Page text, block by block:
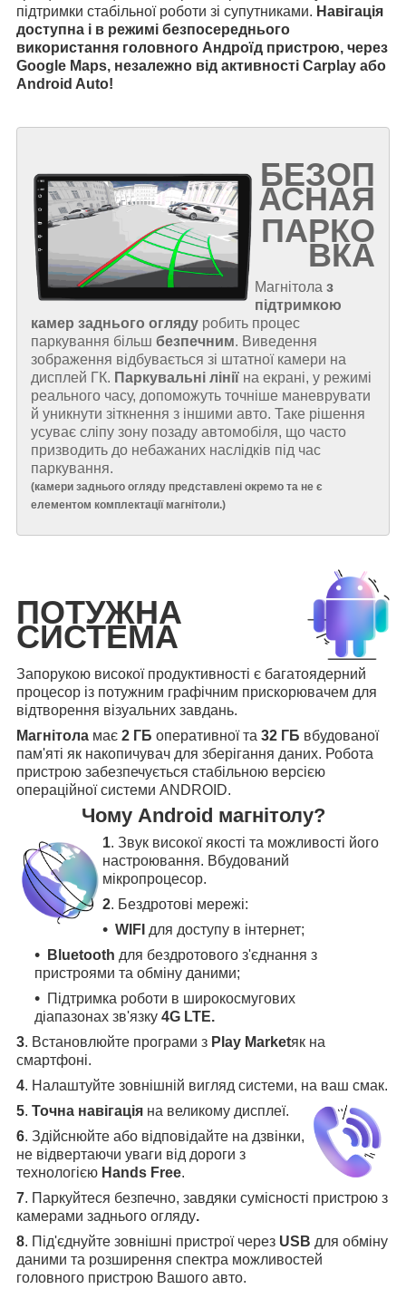
підтримки стабільної роботи зі супутниками. Навігація
доступна і в режимі безпосереднього
використання головного Андроїд пристрою, через
Google Maps, незалежно від активності Carplay або
Android Auto!
БЕЗОП
АСНАЯ
ПАРКО
ВКА
Магнітола з
підтримкою
камер заднього огляду робить процес
паркування більш безпечним. Виведення
зображення відбувається зі штатної камери на
дисплей ГК. Паркувальні лінії на екрані, у режимі
реального часу, допоможуть точніше маневрувати
й уникнути зіткнення з іншими авто. Таке рішення
усуває сліпу зону позаду автомобіля, що часто
призводить до небажаних наслідків під час
паркування.
(камери заднього огляду представлені окремо та не є
елементом комплектації магнітоли.)
ПОТУЖНА
СИСТЕМА
Запорукою високої продуктивності є багатоядерний
процесор із потужним графічним прискорювачем для
відтворення візуальних завдань.
Магнітола має 2 ГБ оперативної та 32 ГБ вбудованої
пам'яті як накопичувач для зберігання даних. Робота
пристрою забезпечується стабільною версією
операційної системи ANDROID.
Чому Android магнітолу?
1. Звук високої якості та можливості його
настроювання. Вбудований
мікропроцесор.
2. Бездротові мережі:
WIFI для доступу в інтернет;
Bluetooth для бездротового з'єднання з
пристроями та обміну даними;
Підтримка роботи в широкосмугових
діапазонах зв'язку 4G LTE.
3. Встановлюйте програми з Play Marketяк на
смартфоні.
4. Налаштуйте зовнішній вигляд системи, на ваш смак.
5. Точна навігація на великому дисплеї.
6. Здійснюйте або відповідайте на дзвінки,
не відвертаючи уваги від дороги з
технологією Hands Free.
7. Паркуйтеся безпечно, завдяки сумісності пристрою з
камерами заднього огляду.
8. Під'єднуйте зовнішні пристрої через USB для обміну
даними та розширення спектра можливостей
головного пристрою Вашого авто.